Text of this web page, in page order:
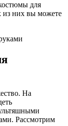
для
из них вы можете
На
Рассмотрим